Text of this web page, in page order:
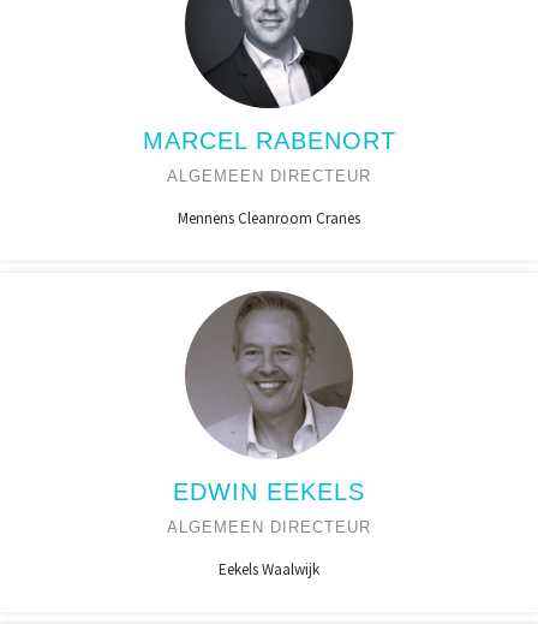
MARCEL RABENORT
ALGEMEEN DIRECTEUR
Mennens Cleanroom Cranes
EDWIN EEKELS
ALGEMEEN DIRECTEUR
Eekels Waalwijk